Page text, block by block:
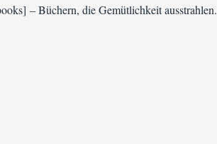
– Büchern, die Gemütlichkeit ausstrahlen.
Liste“